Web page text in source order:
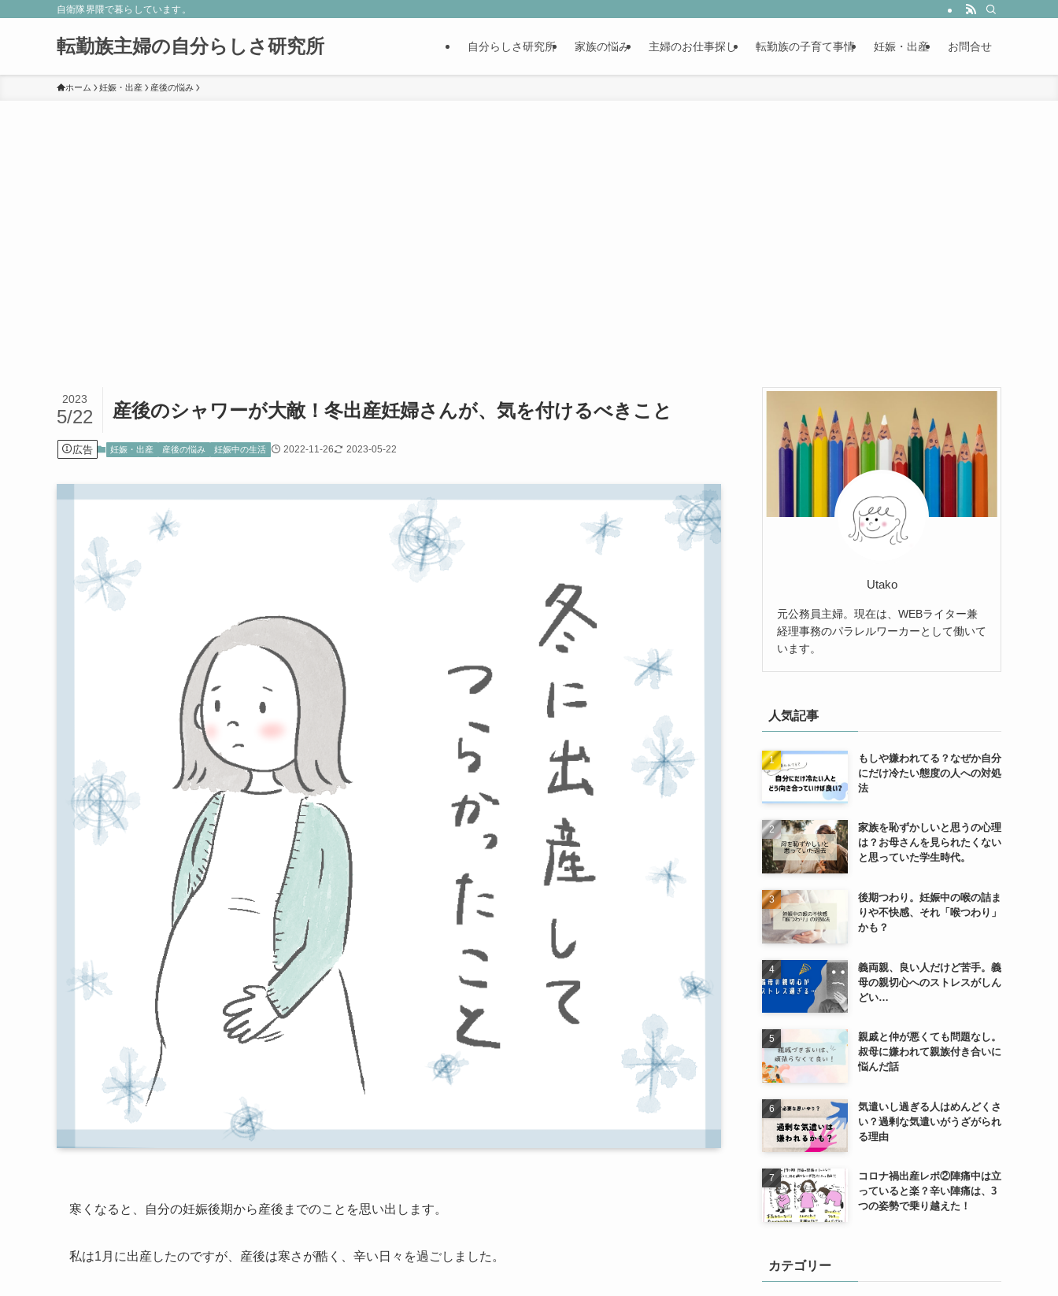
自衛隊界隈で暮らしています。
転勤族主婦の自分らしさ研究所 自分らしさ研究所 家族の悩み 主婦のお仕事探し 転勤族の子育て事情 妊娠・出産 お問合せ
ホーム 妊娠・出産 産後の悩み
産後のシャワーが大敵！冬出産妊婦さんが、気を付けるべきこと
2023
5/22
広告 妊娠・出産 産後の悩み 妊娠中の生活 2022-11-26 2023-05-22
寒くなると、自分の妊娠後期から産後までのことを思い出します。
私は1月に出産したのですが、産後は寒さが酷く、辛い日々を過ごしました。
Utako
元公務員主婦。現在は、WEBライター兼
経理事務のパラレルワーカーとして働いて
います。
人気記事
もしや嫌われてる？なぜか自分
にだけ冷たい態度の人への対処
法
家族を恥ずかしいと思うの心理
は？お母さんを見られたくない
と思っていた学生時代。
後期つわり。妊娠中の喉の詰ま
りや不快感、それ「喉つわり」
かも？
義両親、良い人だけど苦手。義
母の親切心へのストレスがしん
どい…
親戚と仲が悪くても問題なし。
叔母に嫌われて親族付き合いに
悩んだ話
気遣いし過ぎる人はめんどくさ
い？過剰な気遣いがうざがられ
る理由
コロナ禍出産レポ②陣痛中は立
っていると楽？辛い陣痛は、3
つの姿勢で乗り越えた！
カテゴリー